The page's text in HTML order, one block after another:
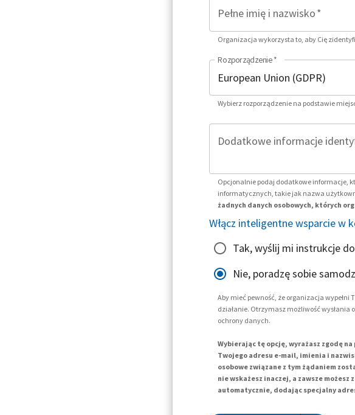
Pełne imię i nazwisko*
Organizacja wykorzysta to, aby Cię
Rozporządzenie *
Wybierz rozporządzenie na podstawie
Dodatkowe informacje
Opcjonalnie podaj dodatkowe informacje,
informatycznych, takie jak nazwa
żadnych danych osobowych, których
Włącz inteligentne wsparcie w
Tak, wyślij mi instrukcje
Nie, poradzę sobie
Aby mieć pewność, że organizacja
działanie. Otrzymasz możliwość
ochrony danych.
Wybierając tę opcję, wyrażasz zgodę
Twojego adresu e-mail, imienia i
osobowe związane z tym żądaniem
nie wskażesz inaczej, a zawsze
automatycznie, dodając specjalny